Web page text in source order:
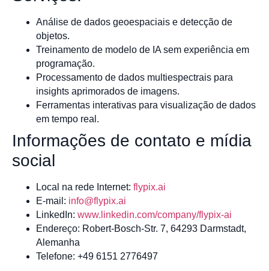
Análise de dados geoespaciais e detecção de
objetos.
Treinamento de modelo de IA sem experiência em
programação.
Processamento de dados multiespectrais para
insights aprimorados de imagens.
Ferramentas interativas para visualização de dados
em tempo real.
Informações de contato e mídia
social
Local na rede Internet: flypix.ai
E-mail: info@flypix.ai
LinkedIn: www.linkedin.com/company/flypix-ai
Endereço: Robert-Bosch-Str. 7, 64293 Darmstadt,
Alemanha
Telefone: +49 6151 2776497